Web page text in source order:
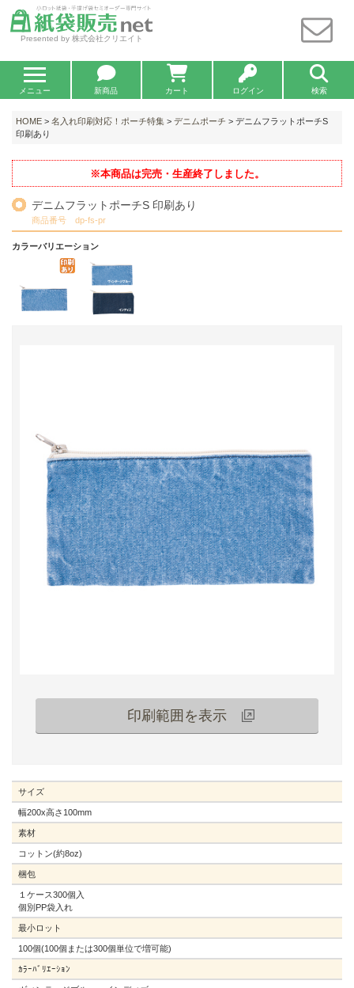
Presented by 株式会社クリエイト
メニュー 新商品 カート ログイン 検索
HOME > 名入れ印刷対応！ポーチ特集 > デニムポーチ > デニムフラットポーチS
印刷あり
※本商品は完売・生産終了しました。
デニムフラットポーチS 印刷あり
商品番号 dp-fs-pr
カラーバリエーション
印刷範囲を表示
サイズ
幅200x高さ100mm
素材
コットン(約8oz)
梱包
１ケース300個入
個別PP袋入れ
最小ロット
100個(100個または300個単位で増可能)
ｶﾗｰﾊﾞﾘｴｰｼｮﾝ